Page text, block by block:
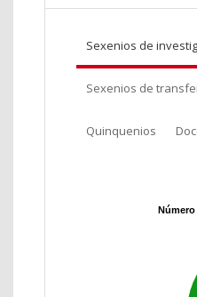
Sexenios de
Sexenios de
Quinquenios